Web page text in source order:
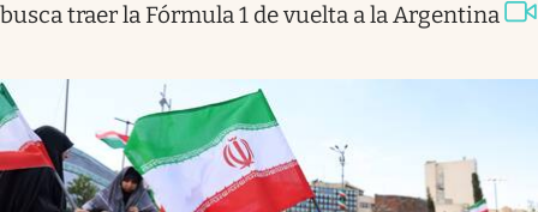
busca traer la Fórmula 1 de vuelta a la Argentina